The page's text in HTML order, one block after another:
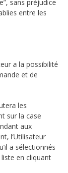
sans préjudice
entre les
a la possibilité
et de
les
sur la case
aux
l’Utilisateur
a sélectionnés
en cliquant